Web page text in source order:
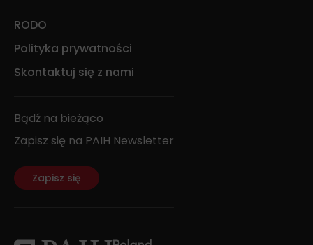
RODO
Polityka prywatności
Skontaktuj się z nami
Bądź na bieżąco
Zapisz się na PAIH Newsletter
Zapisz się